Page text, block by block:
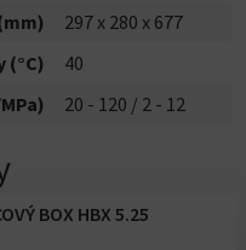
297 x 280 x 677
(°C)
40
20 - 120 / 2 - 12
BOX HBX 5.25